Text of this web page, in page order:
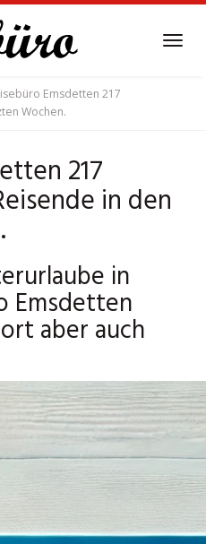
Emsdetten 217
Wochen.
217
in den
in
Emsdetten
aber auch